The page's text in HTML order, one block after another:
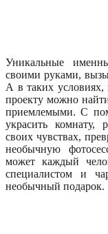
Уникальные
своими руками,
А в таких
проекту можно
приемлемыми. С
украсить комнату,
своих чувствах,
необычную
может каждый
специалистом и
необычный подарок.